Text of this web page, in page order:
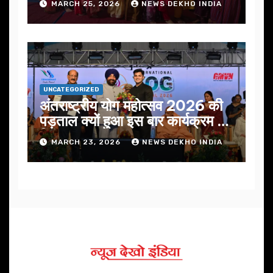
MARCH 25, 2026 NEWS DEKHO INDIA
UNCATEGORIZED
अंतराष्ट्रीय योग महोत्सव 2026 की
पड़ताल क्यों हुआ इस बार कार्यक्रम में
निखार
MARCH 23, 2026 NEWS DEKHO INDIA